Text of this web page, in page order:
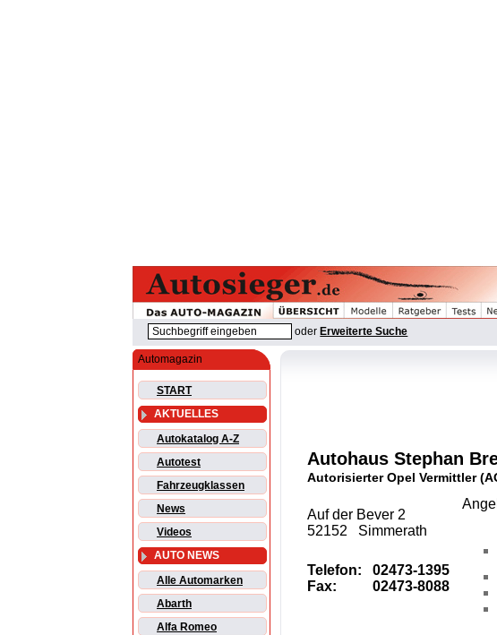
oder Erweiterte Suche
Automagazin
START
AKTUELLES
Autokatalog A-Z
Autotest
Fahrzeugklassen
News
Videos
AUTO NEWS
Alle Automarken
Abarth
Alfa Romeo
Autohaus Stephan
Autorisierter Opel Vermittler
Auf der Bever 2
52152 Simmerath
Telefon: 02473-1395
Fax:
02473-8088